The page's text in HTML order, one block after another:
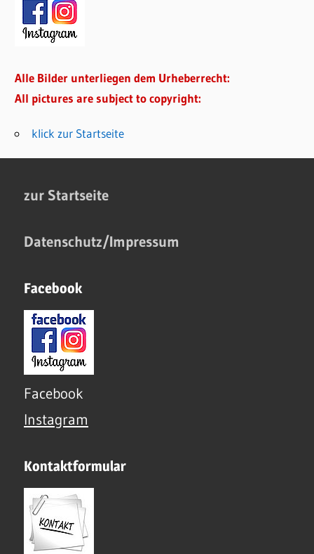
Alle Bilder unterliegen dem Urheberrecht:
All pictures are subject to copyright:
klick zur Startseite
zur Startseite
Datenschutz/Impressum
Facebook
Facebook
Instagram
Kontaktformular